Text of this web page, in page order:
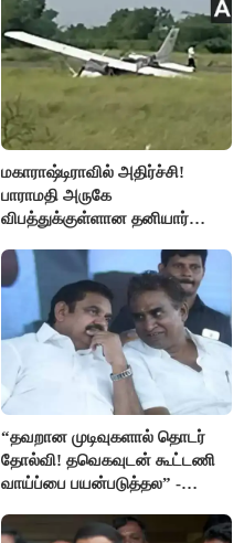
மகாராஷ்டிராவில் அதிர்ச்சி!
பாராமதி அருகே
விபத்துக்குள்ளான தனியார்
“தவறான முடிவுகளால் தொடர்
தோல்வி! தவெகவுடன் கூட்டணி
வாய்ப்பை பயன்படுத்தல” -